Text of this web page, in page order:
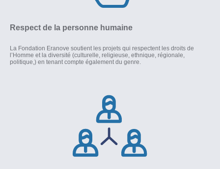
Respect de la personne humaine
La Fondation Eranove soutient les projets qui respectent les droits de
l’Homme et la diversité (culturelle, religieuse, ethnique, régionale,
politique,) en tenant compte également du genre.